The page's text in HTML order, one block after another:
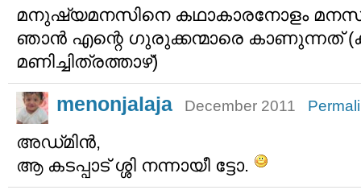
മനുഷ്യമനസിനെ കഥാകാരനോളം
ഞാന്‍ എന്റെ ഗുരുക്കന്മാരെ കാണുന്നത്
മണിച്ചിത്രത്താഴ്)
menonjalaja December 2011
അഡ്‌മിന്‍,
ആ കടപ്പാട് ശ്ശി നന്നായീ ട്ടോ.